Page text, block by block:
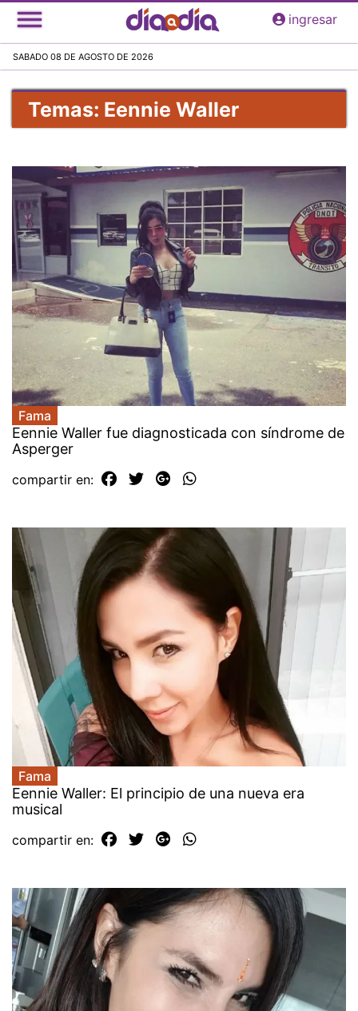
Pasar
al
principal
ingresar
SABADO 08 DE AGOSTO DE 2026
Temas: Eennie Waller
Fama
Eennie Waller fue diagnosticada con síndrome de
Asperger
compartir en:
Fama
Eennie Waller: El principio de una nueva era
musical
compartir en: